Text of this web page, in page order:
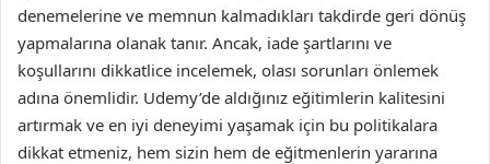
denemelerine ve memnun kalmadıkları takdirde geri dönüş
yapmalarına olanak tanır. Ancak, iade şartlarını ve
koşullarını dikkatlice incelemek, olası sorunları önlemek
adına önemlidir. Udemy’de aldığınız eğitimlerin kalitesini
artırmak ve en iyi deneyimi yaşamak için bu politikalara
dikkat etmeniz, hem sizin hem de eğitmenlerin yararına